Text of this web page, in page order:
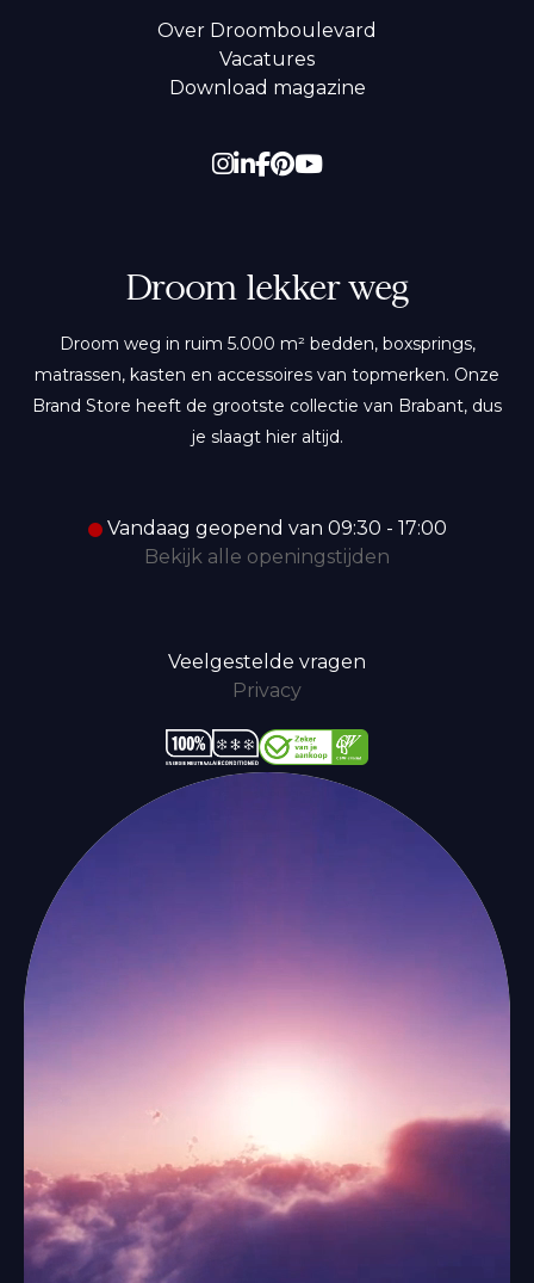
Over Droomboulevard
Vacatures
Download magazine
Droom lekker weg
Droom weg in ruim 5.000 m² bedden, boxsprings,
matrassen, kasten en accessoires van topmerken. Onze
Brand Store heeft de grootste collectie van Brabant, dus
je slaagt hier altijd.
Vandaag geopend van 09:30 - 17:00
Bekijk alle openingstijden
Veelgestelde vragen
Privacy